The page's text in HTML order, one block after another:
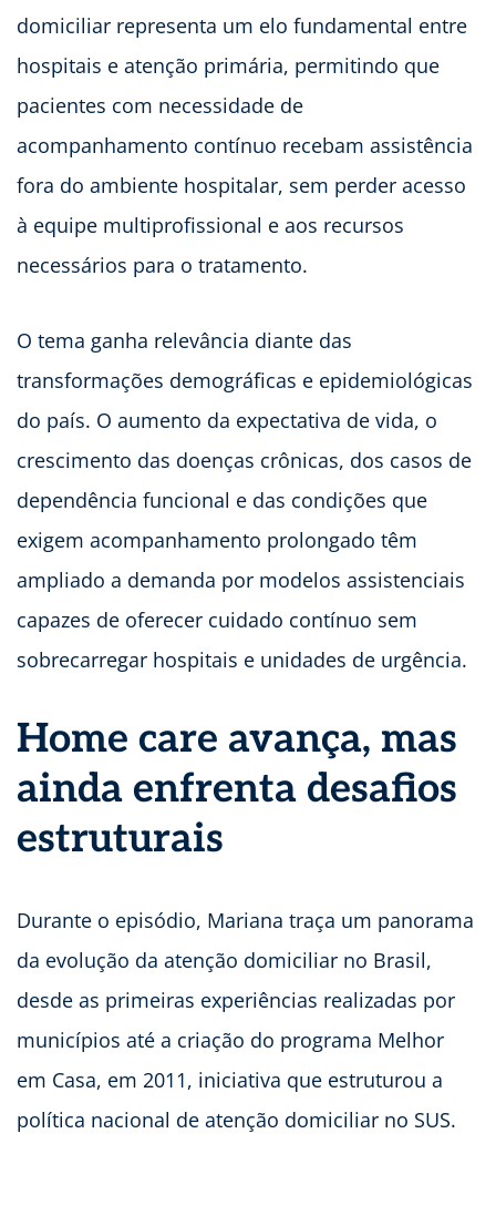
domiciliar representa um elo fundamental entre
hospitais e atenção primária, permitindo que
pacientes com necessidade de
acompanhamento contínuo recebam assistência
fora do ambiente hospitalar, sem perder acesso
à equipe multiprofissional e aos recursos
necessários para o tratamento.
O tema ganha relevância diante das
transformações demográficas e epidemiológicas
do país. O aumento da expectativa de vida, o
crescimento das doenças crônicas, dos casos de
dependência funcional e das condições que
exigem acompanhamento prolongado têm
ampliado a demanda por modelos assistenciais
capazes de oferecer cuidado contínuo sem
sobrecarregar hospitais e unidades de urgência.
Home care avança, mas
ainda enfrenta desafios
estruturais
Durante o episódio, Mariana traça um panorama
da evolução da atenção domiciliar no Brasil,
desde as primeiras experiências realizadas por
municípios até a criação do programa Melhor
em Casa, em 2011, iniciativa que estruturou a
política nacional de atenção domiciliar no SUS.